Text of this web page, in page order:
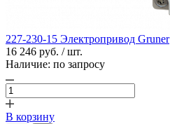
227-230-15 Электропривод Gruner
16 246 руб. / шт.
Наличие: по запросу
В корзину